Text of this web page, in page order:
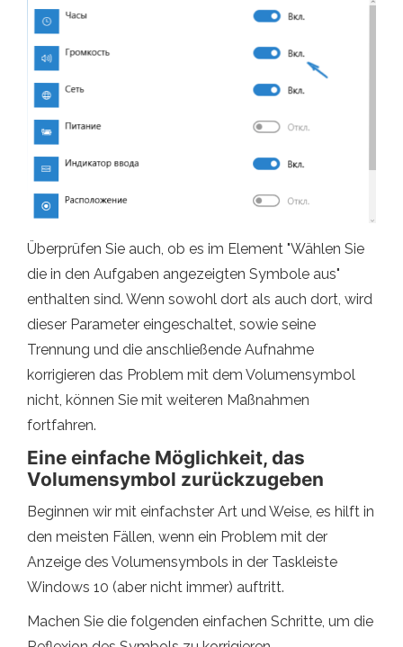
Überprüfen Sie auch, ob es im Element "Wählen Sie
die in den Aufgaben angezeigten Symbole aus"
enthalten sind. Wenn sowohl dort als auch dort, wird
dieser Parameter eingeschaltet, sowie seine
Trennung und die anschließende Aufnahme
korrigieren das Problem mit dem Volumensymbol
nicht, können Sie mit weiteren Maßnahmen
fortfahren.
Eine einfache Möglichkeit, das
Volumensymbol zurückzugeben
Beginnen wir mit einfachster Art und Weise, es hilft in
den meisten Fällen, wenn ein Problem mit der
Anzeige des Volumensymbols in der Taskleiste
Windows 10 (aber nicht immer) auftritt.
Machen Sie die folgenden einfachen Schritte, um die